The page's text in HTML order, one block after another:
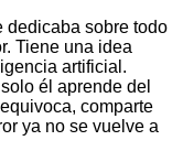
dedicaba sobre todo
Tiene una idea
artificial.
él aprende del
comparte
ya no se vuelve a